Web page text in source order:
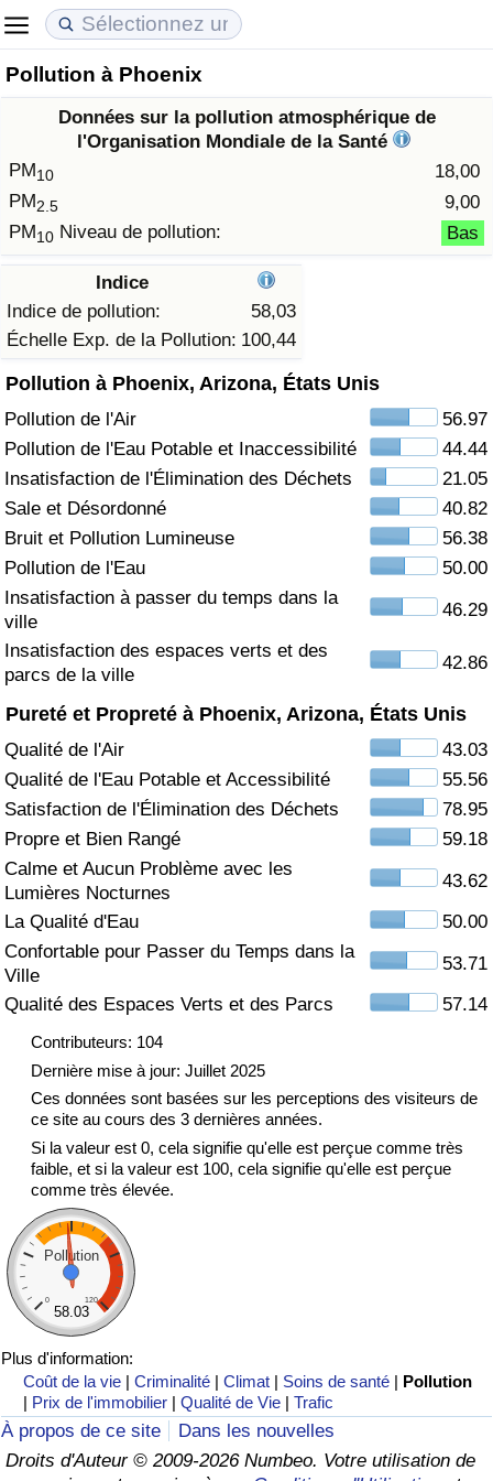
Pollution à Phoenix
Données sur la pollution atmosphérique de
l'Organisation Mondiale de la Santé
PM10
18,00
PM2.5
9,00
PM10 Niveau de pollution: Bas
Indice
Indice de pollution:
58,03
Échelle Exp. de la Pollution: 100,44
Pollution à Phoenix, Arizona, États Unis
Pollution de l'Air
56.97
Pollution de l'Eau Potable et Inaccessibilité
44.44
Insatisfaction de l'Élimination des Déchets
21.05
Sale et Désordonné
40.82
Bruit et Pollution Lumineuse
56.38
Pollution de l'Eau
50.00
Insatisfaction à passer du temps dans la
ville
46.29
Insatisfaction des espaces verts et des
parcs de la ville
42.86
Pureté et Propreté à Phoenix, Arizona, États Unis
Qualité de l'Air
43.03
Qualité de l'Eau Potable et Accessibilité
55.56
Satisfaction de l'Élimination des Déchets
78.95
Propre et Bien Rangé
59.18
Calme et Aucun Problème avec les
Lumières Nocturnes
43.62
La Qualité d'Eau
50.00
Confortable pour Passer du Temps dans la
Ville
53.71
Qualité des Espaces Verts et des Parcs
57.14
Contributeurs: 104
Dernière mise à jour: Juillet 2025
Ces données sont basées sur les perceptions des visiteurs de
ce site au cours des 3 dernières années.
Si la valeur est 0, cela signifie qu'elle est perçue comme très
faible, et si la valeur est 100, cela signifie qu'elle est perçue
comme très élevée.
Pollution
0 120
58.03
Plus d'information:
Coût de la vie |Criminalité |Climat | Soins de santé | Pollution
| Prix de l'immobilier |Qualité de Vie |Trafic
À propos de ce site
Dans les nouvelles
Droits d'Auteur © 2009-2026 Numbeo. Votre utilisation de
Coût de la vie
Indice du Coût de la Vie (Actuel)
Indice du Coût de la Vie
à Akaba
Prix de l'immobilier
Indice des Prix de l'immobilier (Actuel)
Indice des Prix de l'immobilier
Qualité de Vie
Indice de Qualité de Vie
Indice de Qualité de Vie (Actuel)
Criminalité
Indice de Criminalité (Actuel)
Indice de Criminalité
Indice de criminalité par pays
Soins de santé
Indice des soins de santé (Actuel)
Indice des soins de santé
Indice des soins de santé par Pays
Pollution
Indice de Pollution (Actuel)
Indice de pollution
Indice de Pollution par Pays
Trafic
Indice de Trafic
Indice de Trafic (Actuel)
Indice de Trafic par Pays